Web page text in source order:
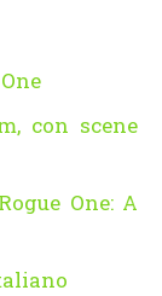
con scene
One: A